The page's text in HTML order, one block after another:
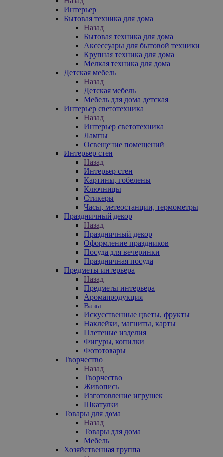
Интерьер
Бытовая техника для дома
Назад
Бытовая техника для дома
Аксессуары для бытовой техники
Крупная техника для дома
Мелкая техника для дома
Детская мебель
Назад
Детская мебель
Мебель для дома детская
Интерьер светотехника
Назад
Интерьер светотехника
Лампы
Освещение помещений
Интерьер стен
Назад
Интерьер стен
Картины, гобелены
Ключницы
Стикеры
Часы, метеостанции, термометры
Праздничный декор
Назад
Праздничный декор
Оформление праздников
Посуда для вечеринки
Праздничная посуда
Предметы интерьера
Назад
Предметы интерьера
Аромапродукция
Вазы
Искусственные цветы, фрукты
Наклейки, магниты, карты
Плетеные изделия
Фигуры, копилки
Фототовары
Творчество
Назад
Творчество
Живопись
Изготовление игрушек
Шкатулки
Товары для дома
Назад
Товары для дома
Мебель
Хозяйственная группа